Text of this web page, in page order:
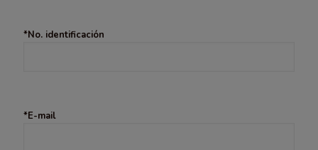
*No. identificación
*E-mail